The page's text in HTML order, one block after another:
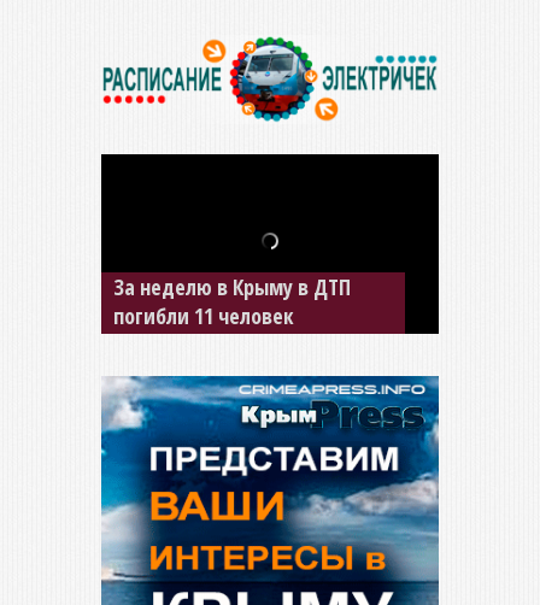
За неделю в Крыму в ДТП
погибли 11 человек
В Джанкое водитель ВАЗа
сбил двух детей на «зебре»